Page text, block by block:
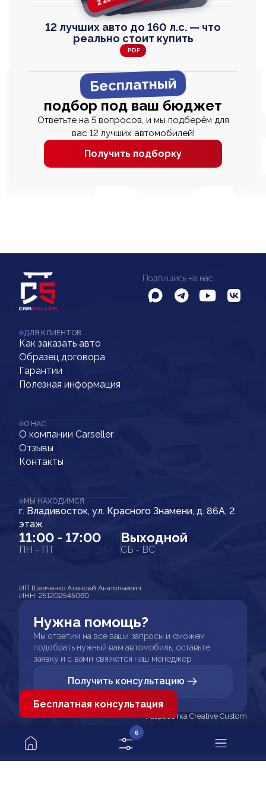
12 лучших авто до 160 л.с. — что
реально стоит купить
.PDF
Бесплатный
подбор под ваш бюджет
Ответьте на 5 вопросов, и мы подберём для
вас 12 лучших автомобилей!
Получить подборку
Подпишись на нас
ДЛЯ КЛИЕНТОВ
Как заказать авто
Образец договора
Гарантии
Полезная информация
О НАС
О компании Carseller
Отзывы
Контакты
МЫ НАХОДИМСЯ
г. Владивосток, ул. Красного Знамени, д. 86А, 2
этаж
11:00 - 17:00
ПН - ПТ
Выходной
СБ - ВС
ИП Шевченко Алексей Анатольевич
ИНН: 251202545060
Нужна помощь?
Мы ответим на все ваши запросы и сможем
подобрать нужный вам автомобиль, оставьте
заявку и с вами свяжется наш менеджер
Получить консультацию
Разработка Creative Custom
6
Бесплатная консультация